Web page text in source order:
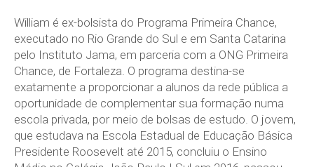
William é ex-bolsista do Programa Primeira Chance,
executado no Rio Grande do Sul e em Santa Catarina
pelo Instituto Jama, em parceria com a ONG Primeira
Chance, de Fortaleza. O programa destina-se
exatamente a proporcionar a alunos da rede pública a
oportunidade de complementar sua formação numa
escola privada, por meio de bolsas de estudo. O jovem,
que estudava na Escola Estadual de Educação Básica
Presidente Roosevelt até 2015, concluiu o Ensino